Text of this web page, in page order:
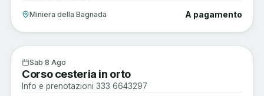
Miniera della Bagnada A pagamento
Arte e Cultura
Sab 8 Ago
Corso cesteria in orto
Info e prenotazioni 333 6643297